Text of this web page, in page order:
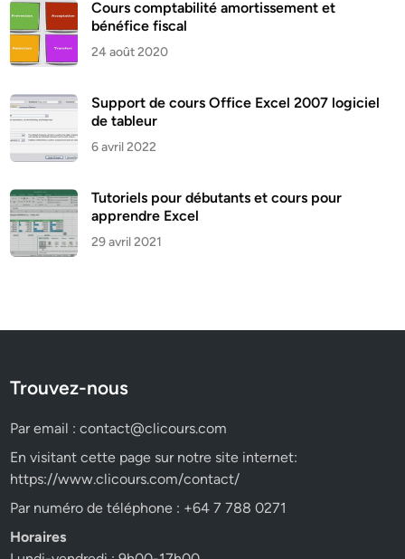
Cours comptabilité amortissement et
bénéfice fiscal
24 août 2020
Support de cours Office Excel 2007 logiciel
de tableur
6 avril 2022
Tutoriels pour débutants et cours pour
apprendre Excel
29 avril 2021
Trouvez-nous
Par email :contact@clicours.com
En visitant cette page sur notre site internet:
https://www.clicours.com/contact/
Par numéro de téléphone : +64 7 788 0271
Horaires